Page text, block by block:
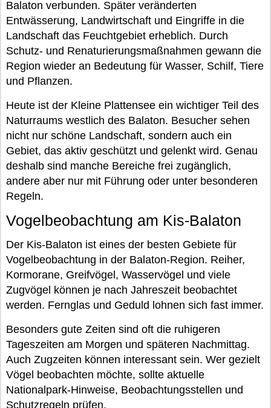
Balaton verbunden. Später veränderten
Entwässerung, Landwirtschaft und Eingriffe in die
Landschaft das Feuchtgebiet erheblich. Durch
Schutz- und Renaturierungsmaßnahmen gewann die
Region wieder an Bedeutung für Wasser, Schilf, Tiere
und Pflanzen.
Heute ist der Kleine Plattensee ein wichtiger Teil des
Naturraums westlich des Balaton. Besucher sehen
nicht nur schöne Landschaft, sondern auch ein
Gebiet, das aktiv geschützt und gelenkt wird. Genau
deshalb sind manche Bereiche frei zugänglich,
andere aber nur mit Führung oder unter besonderen
Regeln.
Vogelbeobachtung am Kis-Balaton
Der Kis-Balaton ist eines der besten Gebiete für
Vogelbeobachtung in der Balaton-Region. Reiher,
Kormorane, Greifvögel, Wasservögel und viele
Zugvögel können je nach Jahreszeit beobachtet
werden. Fernglas und Geduld lohnen sich fast immer.
Besonders gute Zeiten sind oft die ruhigeren
Tageszeiten am Morgen und späteren Nachmittag.
Auch Zugzeiten können interessant sein. Wer gezielt
Vögel beobachten möchte, sollte aktuelle
Nationalpark-Hinweise, Beobachtungsstellen und
Schutzregeln prüfen.